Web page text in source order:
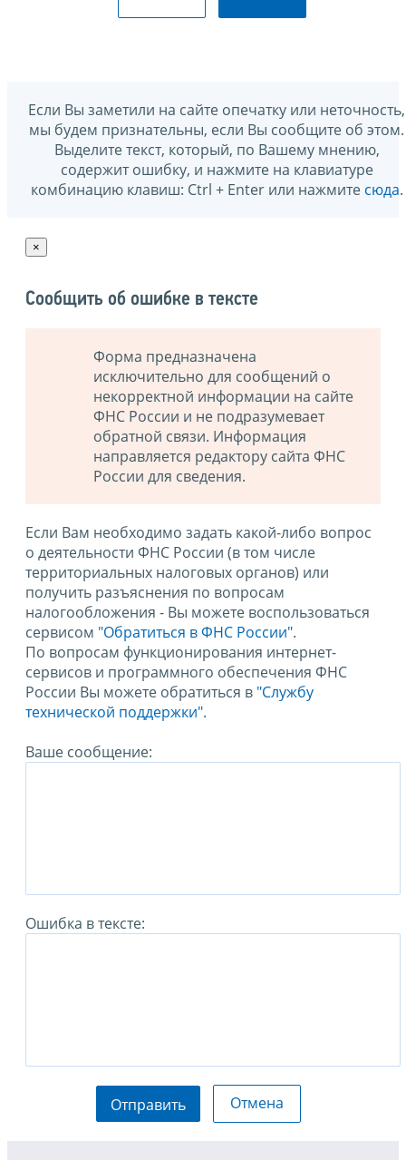
Если Вы заметили на сайте опечатку или неточность,
мы будем признательны, если Вы сообщите об этом.
Выделите текст, который, по Вашему мнению,
содержит ошибку, и нажмите на клавиатуре
комбинацию клавиш: Ctrl + Enter или нажмите сюда.
×
Сообщить об ошибке в тексте
Форма предназначена
исключительно для сообщений о
некорректной информации на сайте
ФНС России и не подразумевает
обратной связи. Информация
направляется редактору сайта ФНС
России для сведения.
Если Вам необходимо задать какой-либо вопрос
о деятельности ФНС России (в том числе
территориальных налоговых органов) или
получить разъяснения по вопросам
налогообложения - Вы можете воспользоваться
сервисом "Обратиться в ФНС России".
По вопросам функционирования интернет-
сервисов и программного обеспечения ФНС
России Вы можете обратиться в "Службу
технической поддержки".
Ваше сообщение:
Ошибка в тексте:
Отправить Отмена